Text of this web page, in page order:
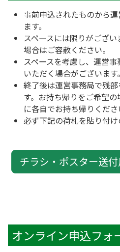
事前申込されたものから
ます。
スペースには限りがござ
場合はご容赦ください。
スペースを考慮し、運営
いただく場合がございます。
終了後は運営事務局で残
す。お持ち帰りをご希望
に各自でお持ち帰りくださ
必ず下記の荷札を貼り付け
チラシ・ポスター送付
オンライン申込フォ